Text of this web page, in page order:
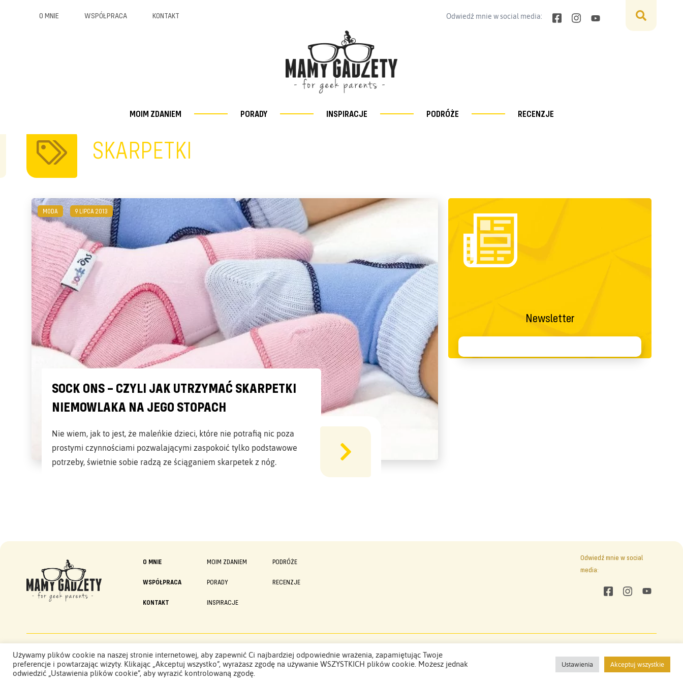
O MNIE WSPÓŁPRACA KONTAKT Odwiedź mnie w social media:
MOIM ZDANIEM PORADY INSPIRACJE PODRÓŻE RECENZJE
SKARPETKI
MODA 9 LIPCA 2013
SOCK ONS – CZYLI JAK UTRZYMAĆ SKARPETKI
NIEMOWLAKA NA JEGO STOPACH
Nie wiem, jak to jest, że maleńkie dzieci, które nie potrafią nic poza
prostymi czynnościami pozwalającymi zaspokoić tylko podstawowe
potrzeby, świetnie sobie radzą ze ściąganiem skarpetek z nóg.
Newsletter
O MNIE
WSPÓŁPRACA
KONTAKT
MOIM ZDANIEM
PORADY
INSPIRACJE
PODRÓŻE
RECENZJE
Odwiedź mnie w social
media:
2015 - 2026. Wszelkie prawa zastrzeżone.
Polityka Prywatności
Używamy plików cookie na naszej stronie internetowej, aby zapewnić Ci najbardziej odpowiednie wrażenia, zapamiętując Twoje
preferencje i powtarzając wizyty. Klikając „Akceptuj wszystko”, wyrażasz zgodę na używanie WSZYSTKICH plików cookie. Możesz jednak
odwiedzić „Ustawienia plików cookie”, aby wyrazić kontrolowaną zgodę.
Ustawienia Akceptuj wszystkie